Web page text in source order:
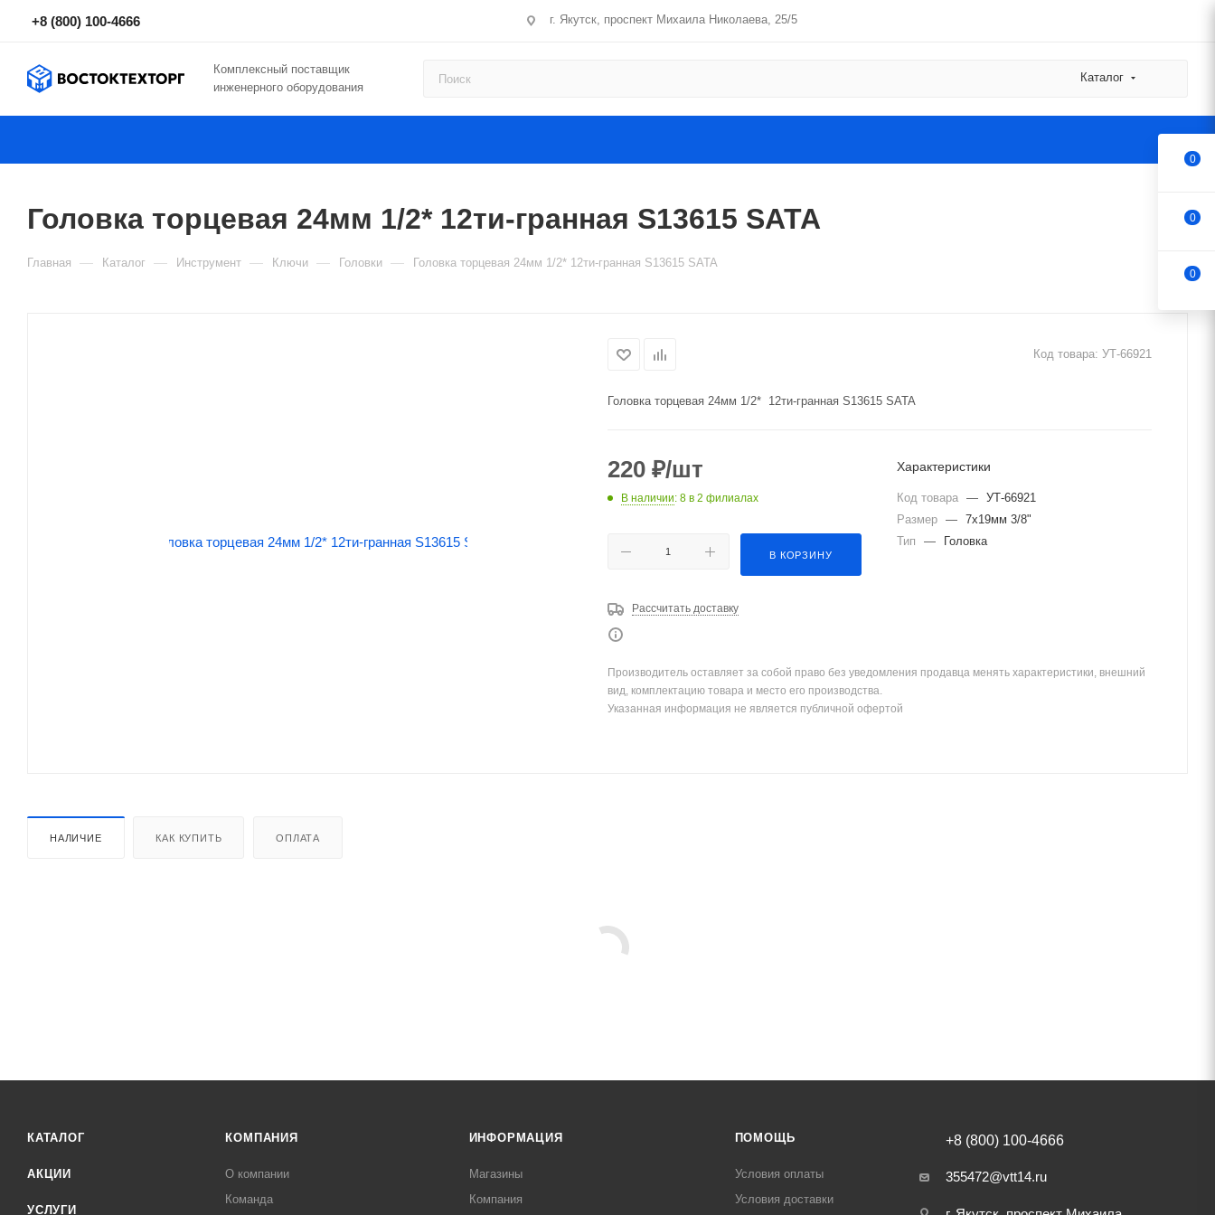
+8 (800) 100-4666 г. Якутск, проспект Михаила Николаева, 25/5
Комплексный поставщик
инженерного оборудования
Каталог
Головка торцевая 24мм 1/2* 12ти-гранная S13615 SATA
Главная — Каталог — Инструмент — Ключи — Головки — Головка торцевая 24мм 1/2* 12ти-гранная S13615 SATA
Код товара: УТ-66921
Головка торцевая 24мм 1/2* 12ти-гранная S13615 SATA
220 ₽/шт
В наличии: 8 в 2 филиалах
В КОРЗИНУ
Рассчитать доставку
Характеристики
Код товара — УТ-66921
Размер — 7х19мм 3/8"
Тип
— Головка
Производитель оставляет за собой право без уведомления продавца менять характеристики, внешний
вид, комплектацию товара и место его производства.
Указанная информация не является публичной офертой
НАЛИЧИЕ КАК КУПИТЬ ОПЛАТА
КАТАЛОГ
АКЦИИ
УСЛУГИ
КОМПАНИЯ
О компании
Команда
ИНФОРМАЦИЯ
Магазины
Компания
ПОМОЩЬ
Условия оплаты
Условия доставки
+8 (800) 100-4666
355472@vtt14.ru
0
0
0